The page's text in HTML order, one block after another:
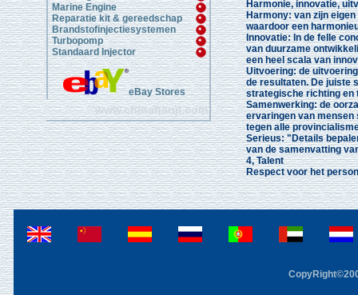
Marine Engine
Reparatie kit & gereedschap
Brandstofinjectiesystemen
Turbopomp
Standaard Injector
eBay Stores
www.chinahanji.com
Harmonie, innovatie,
Harmony: van zijn
waardoor een
Innovatie: In de felle
van duurzame
een heel scala van
Uitvoering: de
de resultaten.De juiste
strategische richting en
Samenwerking: de
ervaringen van mensen
tegen alle
Serieus: "Details
van de samenvatting
4, Talent
Respect voor het